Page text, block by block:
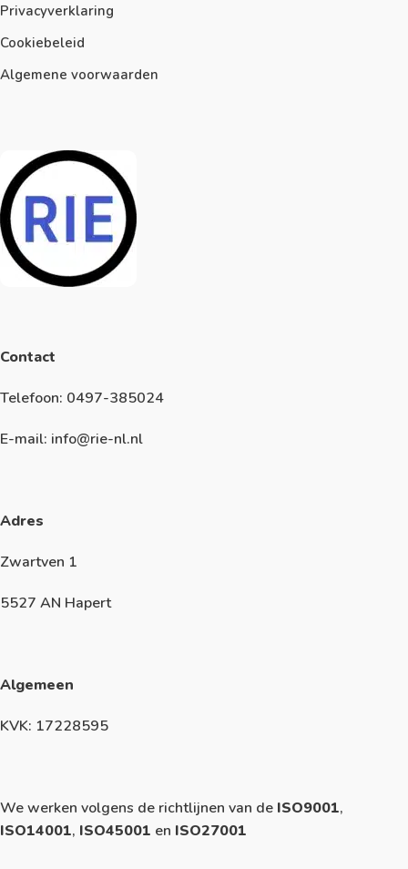
Privacyverklaring
Cookiebeleid
Algemene voorwaarden
Contact
Telefoon: 0497-385024
E-mail: info@rie-nl.nl
Adres
Zwartven 1
5527 AN Hapert
Algemeen
KVK: 17228595
We werken volgens de richtlijnen van de ISO9001,
ISO14001, ISO45001 en ISO27001